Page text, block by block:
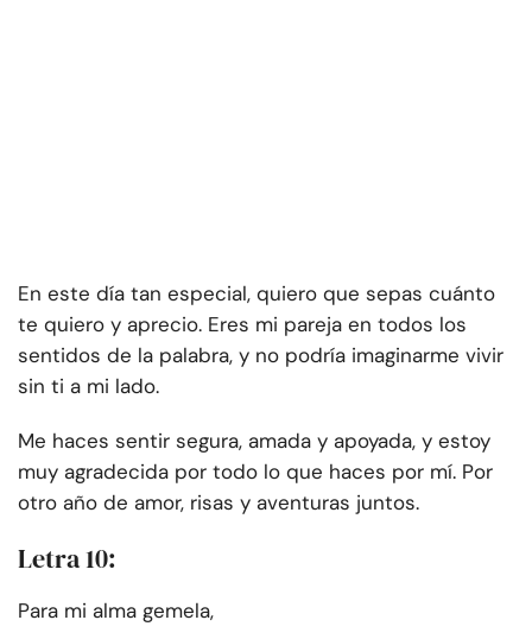
En este día tan especial, quiero que sepas cuánto
te quiero y aprecio. Eres mi pareja en todos los
sentidos de la palabra, y no podría imaginarme vivir
sin ti a mi lado.
Me haces sentir segura, amada y apoyada, y estoy
muy agradecida por todo lo que haces por mí. Por
otro año de amor, risas y aventuras juntos.
Letra 10:
Para mi alma gemela,